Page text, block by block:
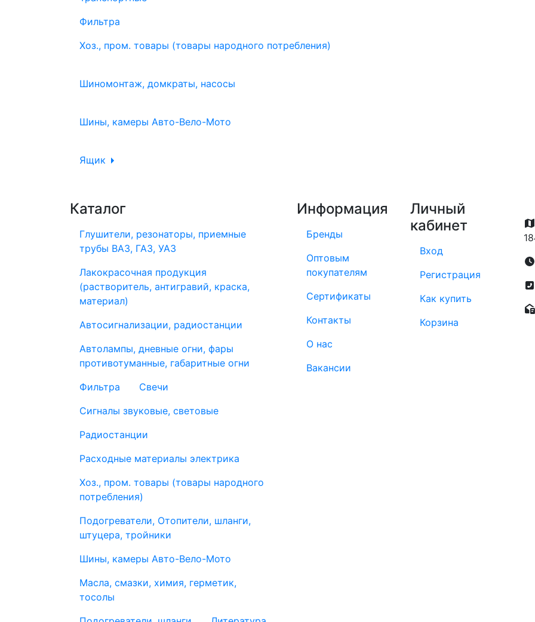
Фильтра
Хоз., пром. товары (товары народного потребления)
Шиномонтаж, домкраты, насосы
Шины, камеры Авто-Вело-Мото
Ящик
Каталог
Глушители, резонаторы, приемные
трубы ВАЗ, ГАЗ, УАЗ
Лакокрасочная продукция
(растворитель, антигравий, краска,
материал)
Автосигнализации, радиостанции
Автолампы, дневные огни, фары
противотуманные, габаритные огни
Фильтра
Свечи
Сигналы звуковые, световые
Радиостанции
Расходные материалы электрика
Хоз., пром. товары (товары народного
потребления)
Подогреватели, Отопители, шланги,
штуцера, тройники
Шины, камеры Авто-Вело-Мото
Масла, смазки, химия, герметик,
тосолы
Информация
Бренды
Оптовым
покупателям
Сертификаты
Контакты
О нас
Вакансии
Личный
кабинет
Вход
Регистрация
Как купить
Корзина